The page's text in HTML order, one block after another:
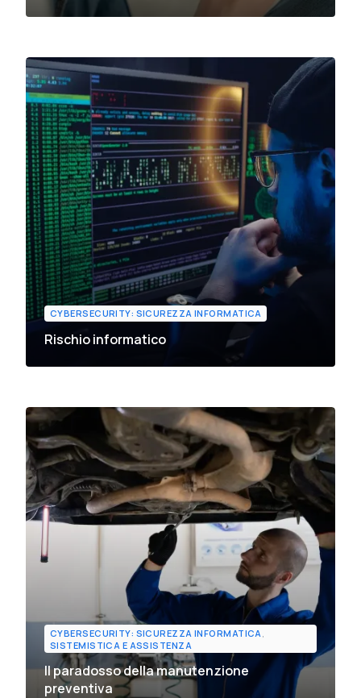
CYBERSECURITY: SICUREZZA INFORMATICA
Rischio informatico
CYBERSECURITY: SICUREZZA INFORMATICA
SISTEMISTICA E ASSISTENZA
Il paradosso della manutenzione
preventiva